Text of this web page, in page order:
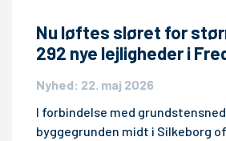
Nu løftes sløret for
292 nye lejligheder i
Nyhed: 22. maj 2026
I forbindelse med
byggegrunden midt i Silkeborg